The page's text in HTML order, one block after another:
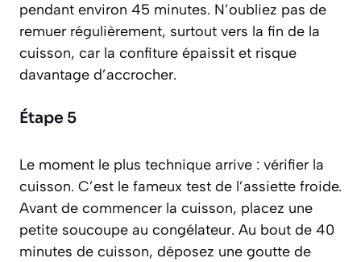
pendant environ 45 minutes. N’oubliez pas de
remuer régulièrement, surtout vers la fin de la
cuisson, car la confiture épaissit et risque
davantage d’accrocher.
Étape 5
Le moment le plus technique arrive : vérifier la
cuisson. C’est le fameux test de l’assiette froide.
Avant de commencer la cuisson, placez une
petite soucoupe au congélateur. Au bout de 40
minutes de cuisson, déposez une goutte de